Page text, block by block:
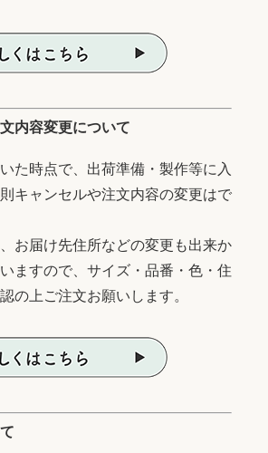
内容変更について
た時点で、出荷準備・製作等に入
キャンセルや注文内容の変更はで
お届け先住所などの変更も出来か
ますので、サイズ・品番・色・住
の上ご注文お願いします。